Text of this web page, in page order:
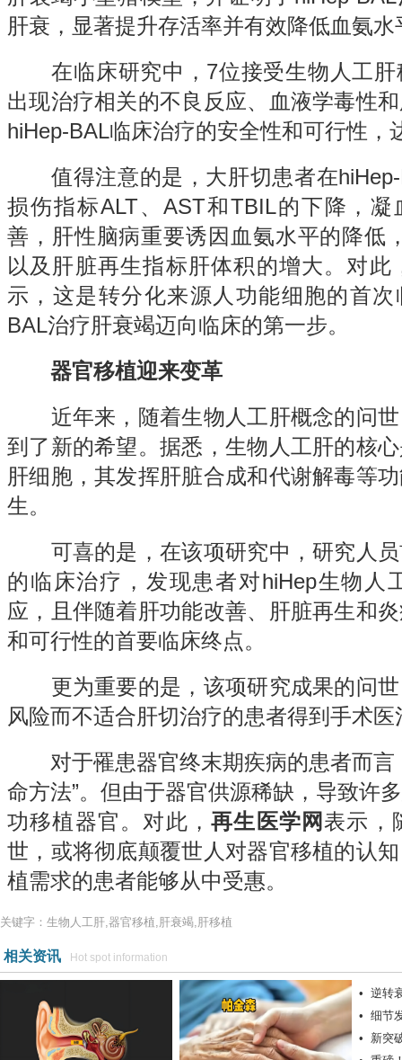
肝衰，显著提升存活率并有效降低血氨水
在临床研究中，7位接受生物人工肝
出现治疗相关的不良反应、血液学毒性
hiHep-BAL临床治疗的安全性和可行性，
值得注意的是，大肝切患者在hiHep-
损伤指标ALT、AST和TBIL的下降，
善，肝性脑病重要诱因血氨水平的降低
以及肝脏再生指标肝体积的增大。对
示，这是转分化来源人功能细胞的首次
BAL治疗肝衰竭迈向临床的第一步。
器官移植迎来变革
近年来，随着生物人工肝概念的问世
到了新的希望。据悉，生物人工肝的核
肝细胞，其发挥肝脏合成和代谢解毒等
生。
可喜的是，在该项研究中，研究人员
的临床治疗，发现患者对hiHep生物人
应，且伴随着肝功能改善、肝脏再生和
和可行性的首要临床终点。
更为重要的是，该项研究成果的问世
风险而不适合肝切治疗的患者得到手术
对于罹患器官终末期疾病的患者而言
命方法”。但由于器官供源稀缺，导致许
功移植器官。对此，再生医学网表示，
世，或将彻底颠覆世人对器官移植的认
植需求的患者能够从中受惠。
关键字：生物人工肝,器官移植,肝衰竭,肝移植
相关资讯 Hot spot information
• 逆转
孕症
• 细节
光线产
• 新突